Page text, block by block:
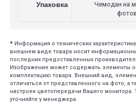
Упаковка
Чемодан на
* Информация о технических
внешнем виде товара носит
последних предоставленных
Изображение может содержать элементы
комплектацию товара. Внешний вид,
отличаться от представленного на фото, а
настроек цветопередачи Вашего
уточняйте у менеджера.